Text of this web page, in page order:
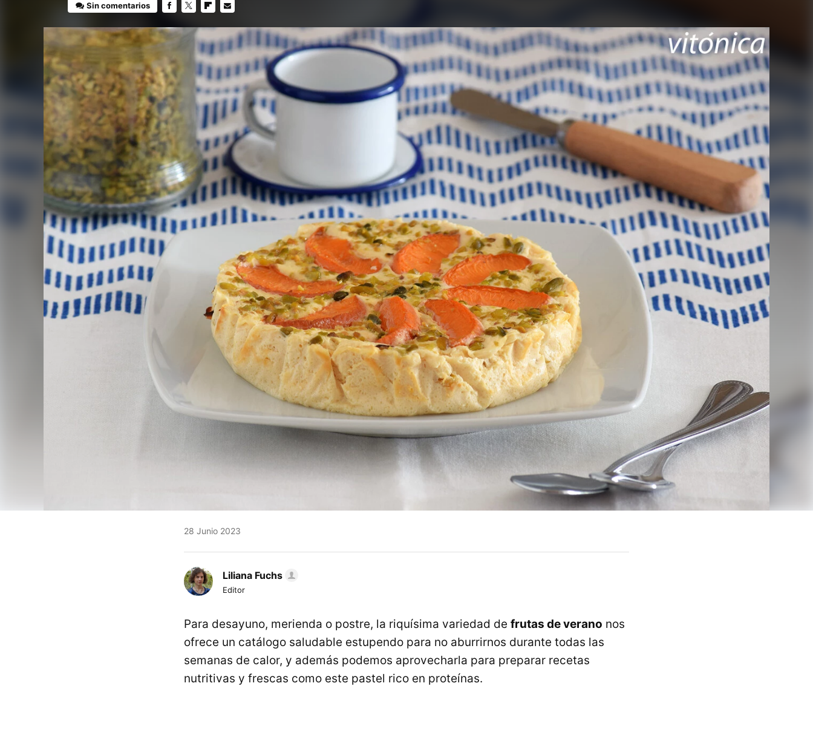
Sin comentarios
MAIL
28 Junio 2023
Liliana Fuchs
Editor
Para desayuno, merienda o postre, la riquísima variedad de frutas de verano nos
ofrece un catálogo saludable estupendo para no aburrirnos durante todas las
semanas de calor, y además podemos aprovecharla para preparar recetas
nutritivas y frescas como este pastel rico en proteínas.